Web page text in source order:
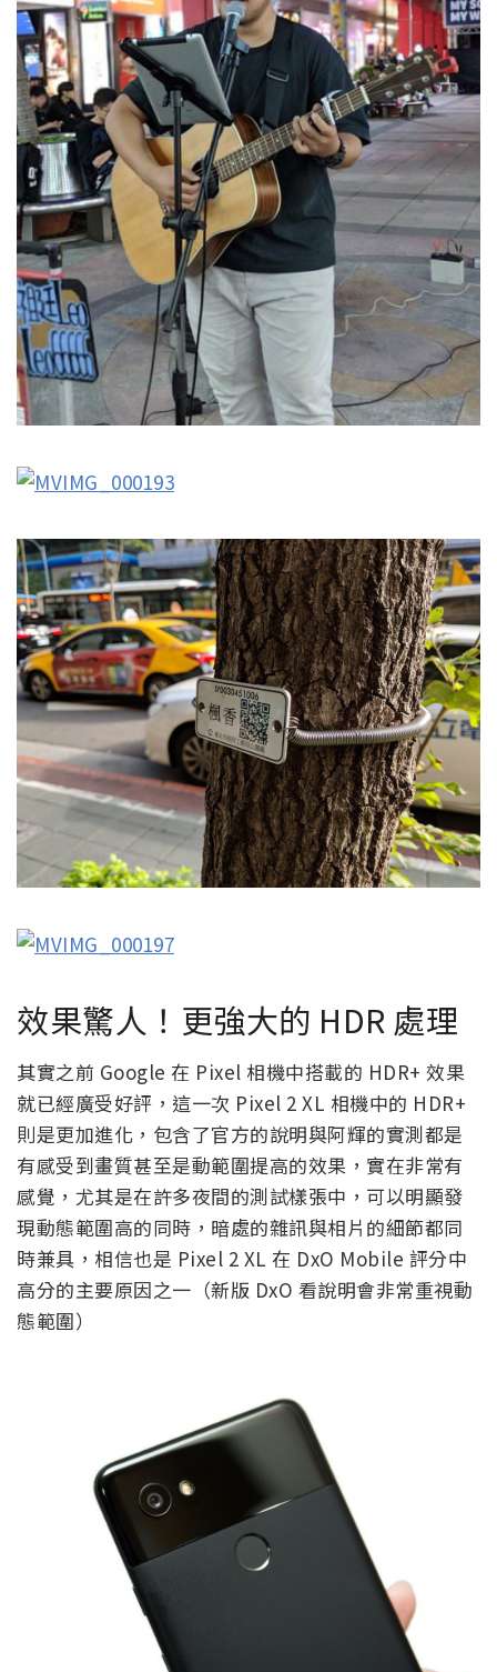
效果驚人！更強大的 HDR 處理
其實之前 Google 在 Pixel 相機中搭載的 HDR+ 效果
就已經廣受好評，這一次 Pixel 2 XL 相機中的 HDR+
則是更加進化，包含了官方的說明與阿輝的實測都是
有感受到畫質甚至是動範圍提高的效果，實在非常有
感覺，尤其是在許多夜間的測試樣張中，可以明顯發
現動態範圍高的同時，暗處的雜訊與相片的細節都同
時兼具，相信也是 Pixel 2 XL 在 DxO Mobile 評分中
高分的主要原因之一（新版 DxO 看說明會非常重視動
態範圍）